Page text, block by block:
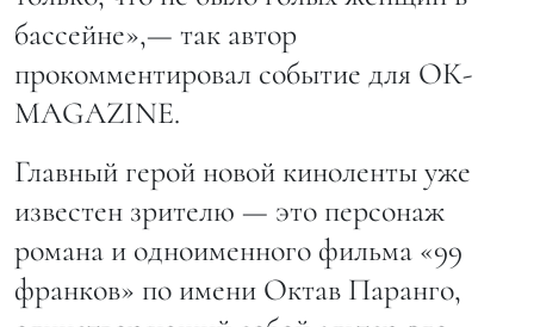
бассейне»,— так автор
прокомментировал событие для ОК-
MAGAZINE.
Главный герой новой киноленты уже
известен зрителю — это персонаж
романа и одноименного фильма «99
франков» по имени Октав Паранго,